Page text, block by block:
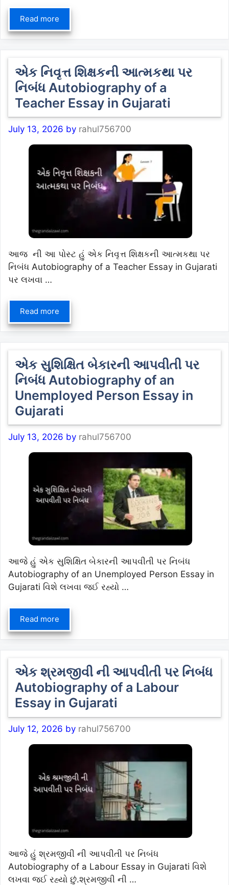
Read more
એક નિવૃત્ત શિક્ષકની આત્મકથા પર
નિબંધ Autobiography of a
Teacher Essay in Gujarati
July 13, 2026 by rahul756700
આજ ની આ પોસ્ટ હું એક નિવૃત્ત શિક્ષકની આત્મકથા પર
નિબંધ Autobiography of a Teacher Essay in Gujarati
પર લખવા …
Read more
એક સુશિક્ષિત બેકારની આપવીતી પર
નિબંધ Autobiography of an
Unemployed Person Essay in
Gujarati
July 13, 2026 by rahul756700
આજે હું એક સુશિક્ષિત બેકારની આપવીતી પર નિબંધ
Autobiography of an Unemployed Person Essay in
Gujarati વિશે લખવા જઈ રહ્યો …
Read more
એક શ્રમજીવી ની આપવીતી પર નિબંધ
Autobiography of a Labour
Essay in Gujarati
July 12, 2026 by rahul756700
આજે હું શ્રમજીવી ની આપવીતી પર નિબંધ
Autobiography of a Labour Essay in Gujarati વિશે
લખવા જઈ રહ્યો છું.શ્રમજીવી ની …